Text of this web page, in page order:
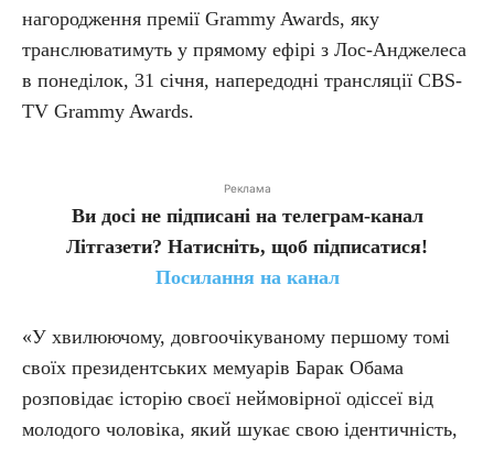
нагородження премії Grammy Awards, яку
транслюватимуть у прямому ефірі з Лос-Анджелеса
в понеділок, 31 січня, напередодні трансляції CBS-
TV Grammy Awards.
Реклама
Ви досі не підписані на телеграм-канал
Літгазети? Натисніть, щоб підписатися!
Посилання на канал
«У хвилюючому, довгоочікуваному першому томі
своїх президентських мемуарів Барак Обама
розповідає історію своєї неймовірної одіссеї від
молодого чоловіка, який шукає свою ідентичність,